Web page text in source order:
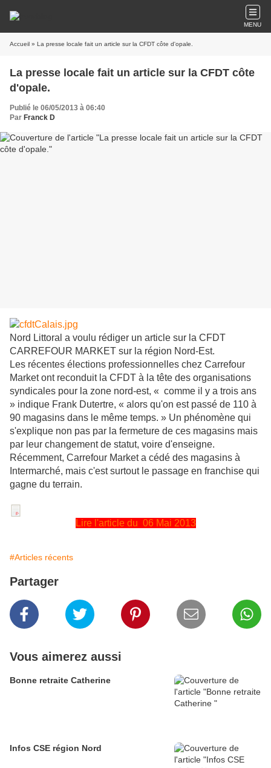
MENU
Accueil » La presse locale fait un article sur la CFDT côte d'opale.
La presse locale fait un article sur la CFDT côte
d'opale.
Publié le 06/05/2013 à 06:40
Par Franck D
Nord Littoral a voulu rédiger un article sur la CFDT
CARREFOUR MARKET sur la région Nord-Est.
Les récentes élections professionnelles chez Carrefour
Market ont reconduit la CFDT à la tête des organisations
syndicales pour la zone nord-est, « comme il y a trois ans
» indique Frank Dutertre, « alors qu'on est passé de 110 à
90 magasins dans le même temps. » Un phénomène qui
s'explique non pas par la fermeture de ces magasins mais
par leur changement de statut, voire d'enseigne.
Récemment, Carrefour Market a cédé des magasins à
Intermarché, mais c'est surtout le passage en franchise qui
gagne du terrain.
Lire l'article du 06 Mai 2013
#Articles récents
Partager
Vous aimerez aussi
Bonne retraite Catherine
Infos CSE région Nord